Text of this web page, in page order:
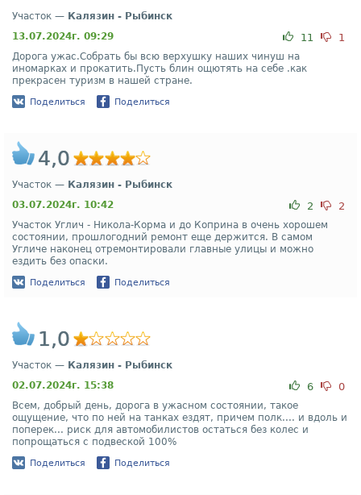
Участок — Калязин - Рыбинск
13.07.2024г. 09:29
11 1
Дорога ужас.Собрать бы всю верхушку наших чинуш на
иномарках и прокатить.Пусть блин ощютять на себе .как
прекрасен туризм в нашей стране.
Поделиться Поделиться
4,0
Участок — Калязин - Рыбинск
03.07.2024г. 10:42
2 2
Участок Углич - Никола-Корма и до Коприна в очень хорошем
состоянии, прошлогодний ремонт еще держится. В самом
Угличе наконец отремонтировали главные улицы и можно
ездить без опаски.
Поделиться Поделиться
1,0
Участок — Калязин - Рыбинск
02.07.2024г. 15:38
6 0
Всем, добрый день, дорога в ужасном состоянии, такое
ощущение, что по ней на танках ездят, причем полк.... и вдоль и
поперек... риск для автомобилистов остаться без колес и
попрощаться с подвеской 100%
Поделиться Поделиться